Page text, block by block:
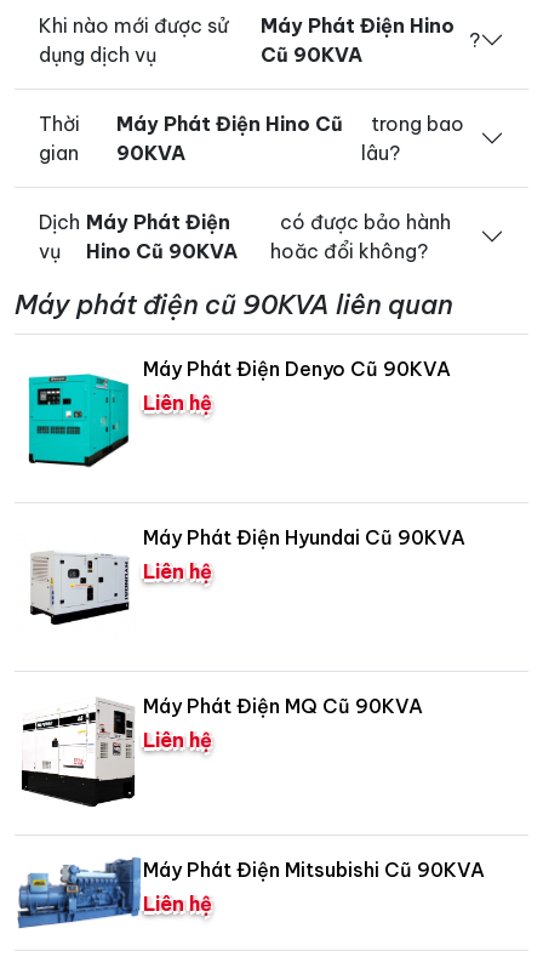
Khi nào mới được sử
dụng dịch vụ
Máy Phát Điện Hino
Cũ 90KVA
?
Thời
gian
Máy Phát Điện Hino Cũ
90KVA
trong bao
lâu?
Dịch
vụ
Máy Phát Điện
Hino Cũ 90KVA
có được bảo hành
hoăc đổi không?
Máy phát điện cũ 90KVA liên quan
Máy Phát Điện Denyo Cũ 90KVA
Liên hệ
Máy Phát Điện Hyundai Cũ 90KVA
Liên hệ
Máy Phát Điện MQ Cũ 90KVA
Liên hệ
Máy Phát Điện Mitsubishi Cũ 90KVA
Liên hệ